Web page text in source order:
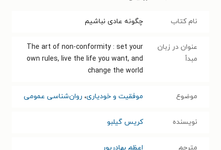
نام کتاب چگونه عادی نباشیم
عنوان در زبان
مبدأ
The art of non-conformity : set your
own rules, live the life you want, and
change the world
موضوع موفقیت و خودیاری، روان‌شناسی عمومی
نویسنده کریس گیلبو
مترجم اعظم بهادرپور